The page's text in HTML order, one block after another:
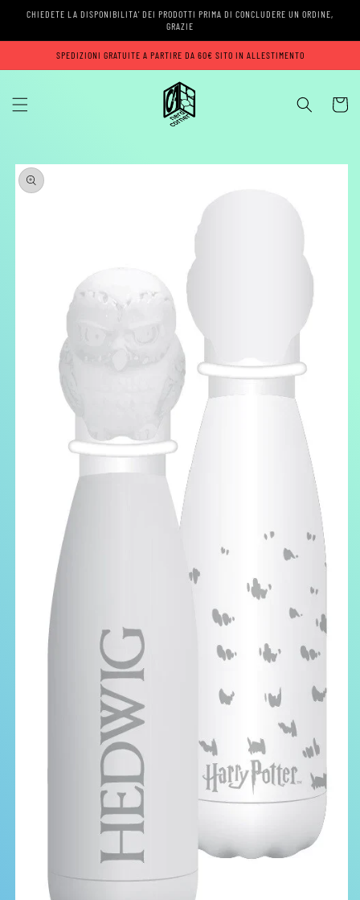
direttamente
CHIEDETE LA DISPONIBILITA' DEI PRODOTTI PRIMA DI CONCLUDERE UN ORDINE,
GRAZIE
SPEDIZIONI GRATUITE A PARTIRE DA 60€ SITO IN ALLESTIMENTO
Carrello
Passa alle
informazioni
sul prodotto